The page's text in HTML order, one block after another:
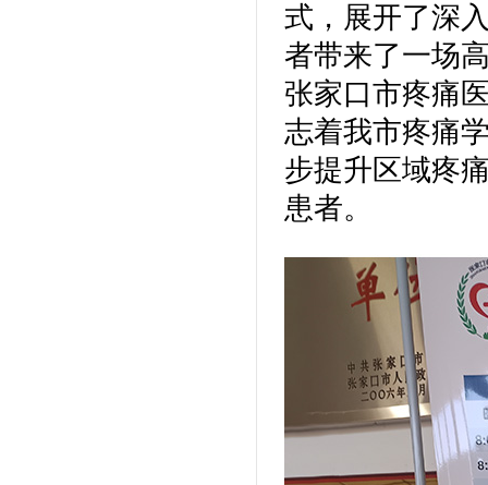
式，展开了深
者带来了一场
张家口市疼痛
志着我市疼痛
步提升区域疼
患者。